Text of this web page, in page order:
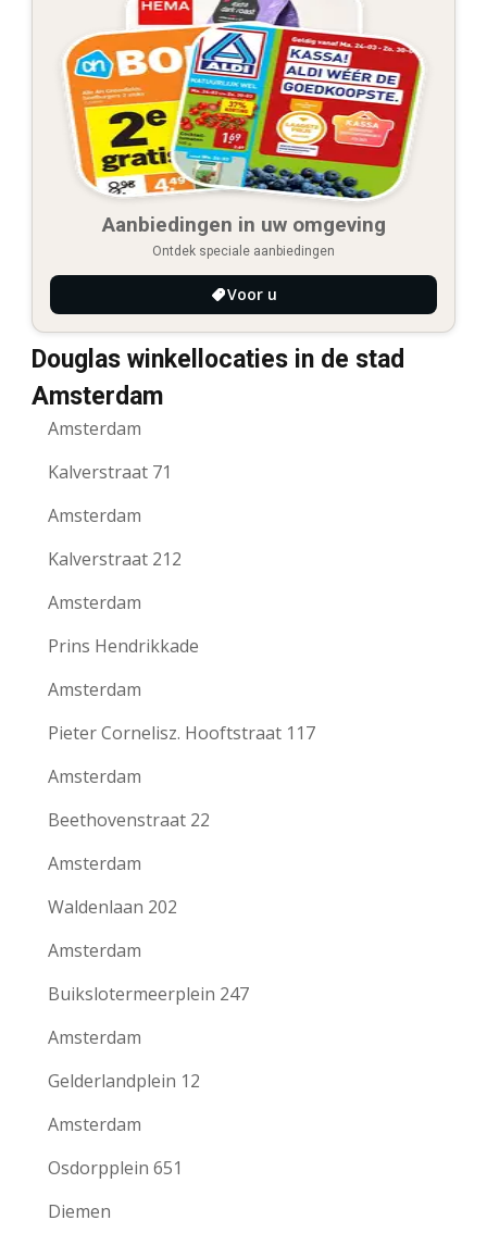
Aanbiedingen in uw omgeving
Ontdek speciale aanbiedingen
Voor u
Douglas winkellocaties in de stad
Amsterdam
Amsterdam
Kalverstraat 71
Amsterdam
Kalverstraat 212
Amsterdam
Prins Hendrikkade
Amsterdam
Pieter Cornelisz. Hooftstraat 117
Amsterdam
Beethovenstraat 22
Amsterdam
Waldenlaan 202
Amsterdam
Buikslotermeerplein 247
Amsterdam
Gelderlandplein 12
Amsterdam
Osdorpplein 651
Diemen